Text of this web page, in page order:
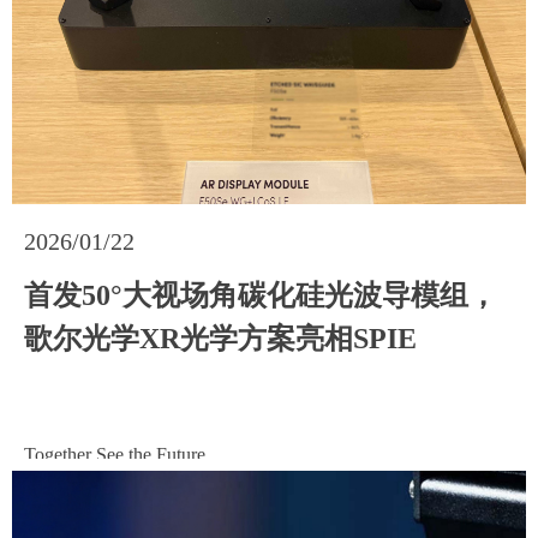
2026/01/22
首发50°大视场角碳化硅光波导模组，
歌尔光学XR光学方案亮相SPIE
Together See the Future
2026/01/22
首发50°大视场角碳化硅光波导模组，
歌尔光学XR光学方案亮相SPIE
Together See the Future